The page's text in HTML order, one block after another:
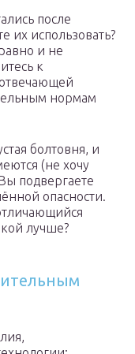
после
их использовать?
и не
к
нормам
болтовня, и
(не хочу
подвергаете
опасности.
лучше?